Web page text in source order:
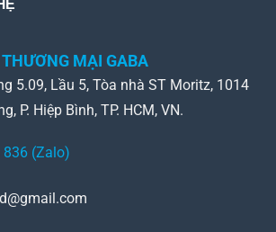
MẠI GABA
5.09, Lầu 5, Tòa nhà ST Moritz, 1014
P. Hiệp Bình, TP. HCM, VN.
836 (Zalo)